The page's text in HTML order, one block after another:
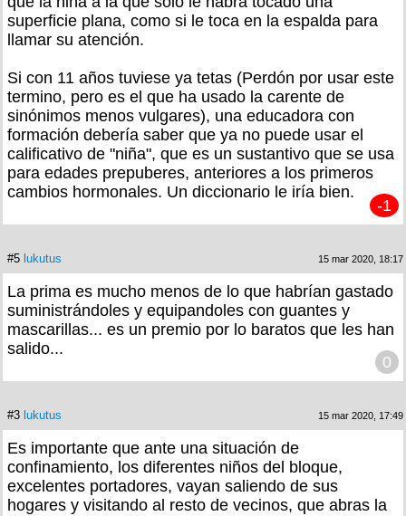
superficie plana, como si le toca en la espalda para
llamar su atención.
Si con 11 años tuviese ya tetas (Perdón por usar este
termino, pero es el que ha usado la carente de
sinónimos menos vulgares), una educadora con
formación debería saber que ya no puede usar el
calificativo de "niña", que es un sustantivo que se usa
para edades prepuberes, anteriores a los primeros
cambios hormonales. Un diccionario le iría bien.
-1
#5 lukutus 15 mar 2020, 18:17
La prima es mucho menos de lo que habrían gastado
suministrándoles y equipandoles con guantes y
mascarillas... es un premio por lo baratos que les han
salido...
0
#3 lukutus 15 mar 2020, 17:49
Es importante que ante una situación de
confinamiento, los diferentes niños del bloque,
excelentes portadores, vayan saliendo de sus
hogares y visitando al resto de vecinos, que abras la